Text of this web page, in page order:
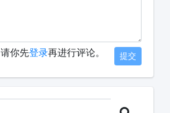
请你先登录再进行评论。 提交